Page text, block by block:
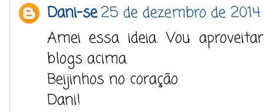
Dani-se25 de dezembro de
Amei essa ideia. Vou
blogs acima.
Beijinhos no coração
Dani!